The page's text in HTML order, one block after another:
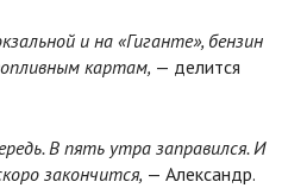
и на «Гиганте», бензин
картам, — делится
В пять утра заправился. И
закончится, — Александр.